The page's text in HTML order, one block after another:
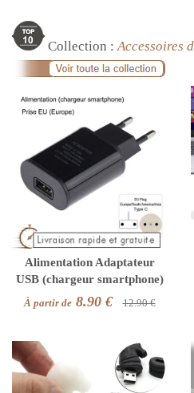
Collection :Accessoires
Alimentation Adaptateur
USB (chargeur smartphone)
À partir de8.90 € 12.90 €